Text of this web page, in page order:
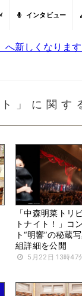
インタビュー
新しくなりま
」に関す
「中森明菜トリ
トナイト！」コ
ト“明響”の秘蔵
組詳細を公開
5月22日 13時47